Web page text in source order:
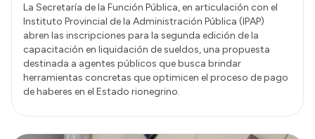
La Secretaría de la Función Pública, en articulación con el
Instituto Provincial de la Administración Pública (IPAP)
abren las inscripciones para la segunda edición de la
capacitación en liquidación de sueldos, una propuesta
destinada a agentes públicos que busca brindar
herramientas concretas que optimicen el proceso de pago
de haberes en el Estado rionegrino.